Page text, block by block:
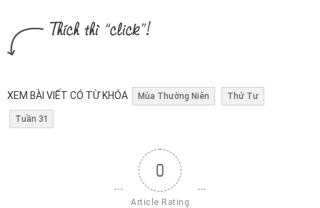
XEM BÀI VIẾT CÓ TỪ KHÓA Mùa Thường Niên Thứ Tư
Tuần 31
0
Article Rating